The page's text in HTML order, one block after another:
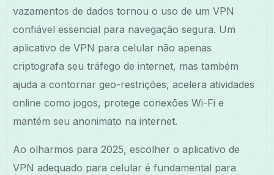
vazamentos de dados tornou o uso de um VPN
confiável essencial para navegação segura. Um
aplicativo de VPN para celular não apenas
criptografa seu tráfego de internet, mas também
ajuda a contornar geo-restrições, acelera atividades
online como jogos, protege conexões Wi-Fi e
mantém seu anonimato na internet.
Ao olharmos para 2025, escolher o aplicativo de
VPN adequado para celular é fundamental para